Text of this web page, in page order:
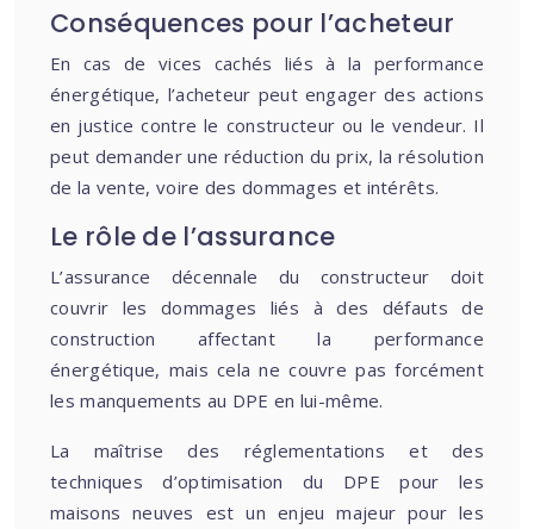
Conséquences pour l’acheteur
En cas de vices cachés liés à la performance
énergétique, l’acheteur peut engager des actions
en justice contre le constructeur ou le vendeur. Il
peut demander une réduction du prix, la résolution
de la vente, voire des dommages et intérêts.
Le rôle de l’assurance
L’assurance décennale du constructeur doit
couvrir les dommages liés à des défauts de
construction affectant la performance
énergétique, mais cela ne couvre pas forcément
les manquements au DPE en lui-même.
La maîtrise des réglementations et des
techniques d’optimisation du DPE pour les
maisons neuves est un enjeu majeur pour les